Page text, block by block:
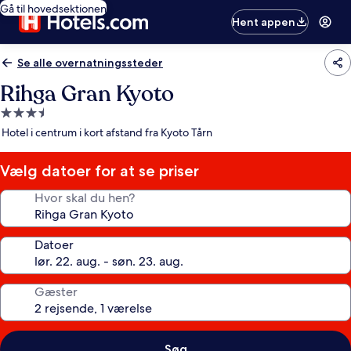
Gå til hovedsektionen
Hent appen
Se alle overnatningssteder
Rihga Gran Kyoto
3.5-
stjernet
Hotel i centrum i kort afstand fra Kyoto Tårn
Vælg datoer for at se priser
Hvor skal du hen?
Datoer
Gæster